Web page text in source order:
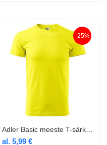
-25%
al. 5,99 €